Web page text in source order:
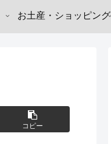
お土産・ショッピング
コピー